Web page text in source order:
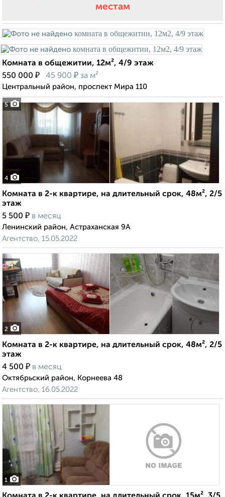
местам
5
Комната в общежитии, 12м², 4/9 этаж
550 000 ₽ 45 900 ₽ за м²
Центральный район, проспект Мира 110
4
Комната в 2-к квартире, на длительный срок, 48м², 2/5
этаж
5 500 ₽ в месяц
Ленинский район, Астраханская 9А
Агентство, 15.05.2022
2
Комната в 2-к квартире, на длительный срок, 48м², 2/5
этаж
4 500 ₽ в месяц
Октябрьский район, Корнеева 48
Агентство, 16.05.2022
1